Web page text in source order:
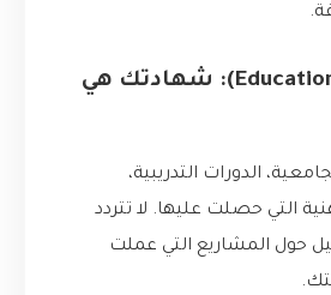
7. التعليم (Education): شهادتك هي
الدورات التدريبية،
التي حصلت عليها. لا تتردد
حول المشاريع التي عملت